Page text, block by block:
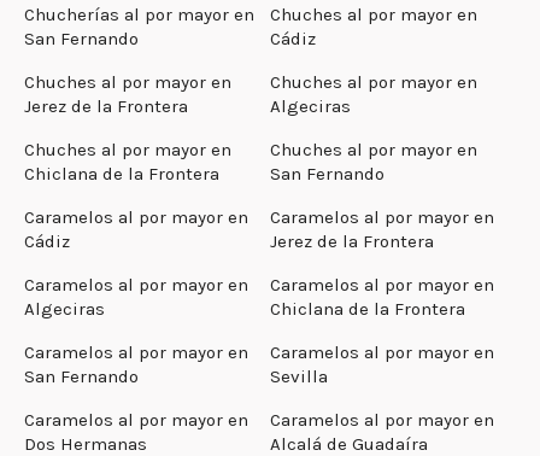
Chucherías al por mayor en
San Fernando
Chuches al por mayor en
Cádiz
Chuches al por mayor en
Jerez de la Frontera
Chuches al por mayor en
Algeciras
Chuches al por mayor en
Chiclana de la Frontera
Chuches al por mayor en
San Fernando
Caramelos al por mayor en
Cádiz
Caramelos al por mayor en
Jerez de la Frontera
Caramelos al por mayor en
Algeciras
Caramelos al por mayor en
Chiclana de la Frontera
Caramelos al por mayor en
San Fernando
Caramelos al por mayor en
Sevilla
Caramelos al por mayor en
Dos Hermanas
Caramelos al por mayor en
Alcalá de Guadaíra